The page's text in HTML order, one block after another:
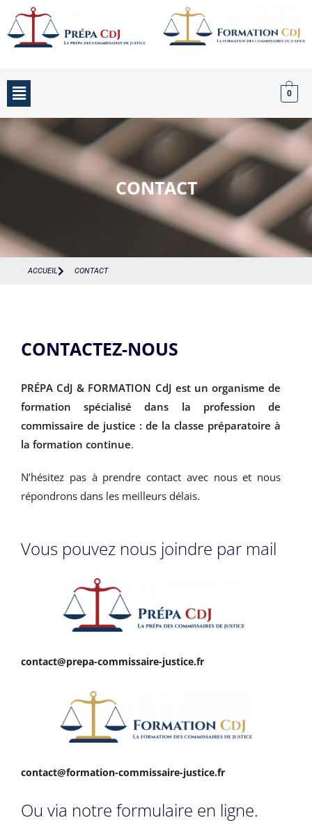
0
CONTACT
ACCUEIL CONTACT
CONTACTEZ-NOUS
PRÉPA CdJ & FORMATION CdJ est un organisme de
formation spécialisé dans la profession de
commissaire de justice : de la classe préparatoire à
la formation continue.
N’hésitez pas à prendre contact avec nous et nous
répondrons dans les meilleurs délais.
Vous pouvez nous joindre par mail
contact@prepa-commissaire-justice.fr
contact@formation-commissaire-justice.fr
Ou via notre formulaire en ligne.